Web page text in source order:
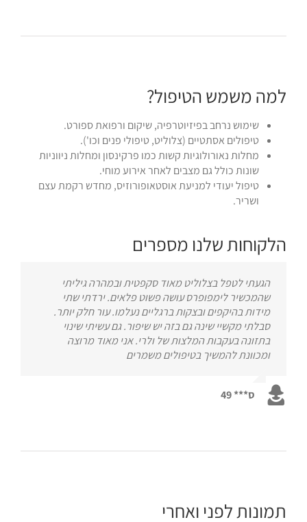
למה משמש הטיפול?
שימוש נרחב בפיזיוטרפיה, שיקום ורפואת ספורט.
טיפולים אסתטיים (צלוליט, טיפולי פנים וכו').
מחלות נאורולוגיות קשות כמו פרקינסון ומחלות ניווניות
שונות כולל גם מצבים לאחר אירוע מוחי.
טיפול יעודי למניעת אוסטאופורוזיס, מחדש רקמת עצם
ושריר.
הלקוחות שלנו מספרים
הגעתי לטפל בצלוליט מאוד סקפטית ובמהרה גיליתי
שהמכשיר לימפופרס עושה פשוט פלאים. ירדתי שתי
מידות בהיקפים ובצקות ברגליים נעלמו. עור חלק יותר.
סבלתי מקשיי שינה גם בזה יש שיפור. גם עשיתי שינוי
בתזונה בעקבות המלצות של ולרי. אני מאוד מרוצה
ומכוונת להמשיך בטיפולים משמרים
ס*** 49
תמונות לפני ואחרי